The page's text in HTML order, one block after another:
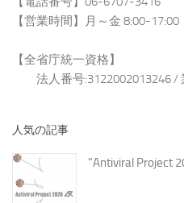
【営業時間】月～金 8:00-17:00
【全省庁統一資格】
法人番号:3122002013246 /
人気の記事
"Antiviral Project